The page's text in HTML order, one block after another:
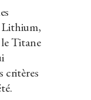
Lithium,
Titane
critères